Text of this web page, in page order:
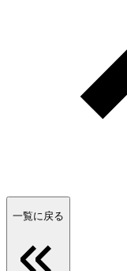
一覧に戻る